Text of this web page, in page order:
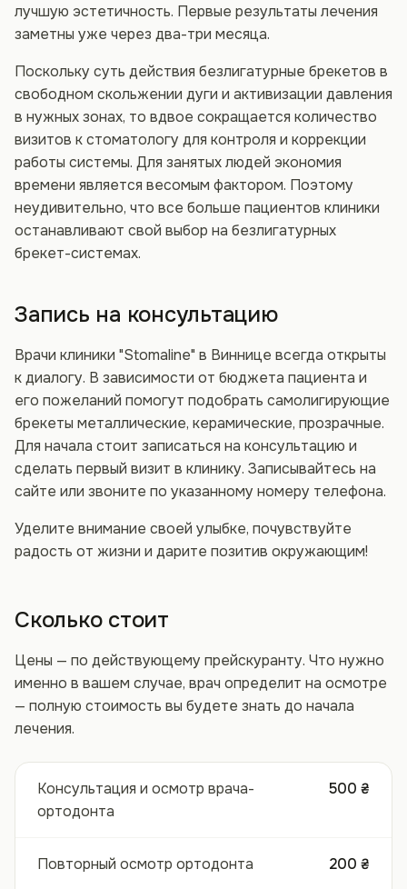
лучшую эстетичность. Первые результаты лечения
заметны уже через два-три месяца.
Поскольку суть действия безлигатурные брекетов в
свободном скольжении дуги и активизации давления
в нужных зонах, то вдвое сокращается количество
визитов к стоматологу для контроля и коррекции
работы системы. Для занятых людей экономия
времени является весомым фактором. Поэтому
неудивительно, что все больше пациентов клиники
останавливают свой выбор на безлигатурных
брекет-системах.
Запись на консультацию
Врачи клиники "Stomaline" в Виннице всегда открыты
к диалогу. В зависимости от бюджета пациента и
его пожеланий помогут подобрать самолигирующие
брекеты металлические, керамические, прозрачные.
Для начала стоит записаться на консультацию и
сделать первый визит в клинику. Записывайтесь на
сайте или звоните по указанному номеру телефона.
Уделите внимание своей улыбке, почувствуйте
радость от жизни и дарите позитив окружающим!
Сколько стоит
Цены — по действующему прейскуранту. Что нужно
именно в вашем случае, врач определит на осмотре
— полную стоимость вы будете знать до начала
лечения.
Консультация и осмотр врача-
ортодонта
500 ₴
Повторный осмотр ортодонта 200 ₴